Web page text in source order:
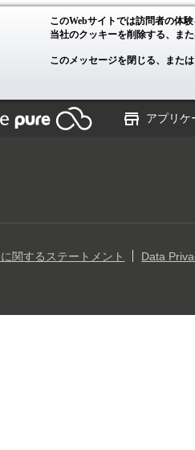
このWebサイトでは訪問者の体
当社のクッキーを削除する、ま
このメッセージを閉じる、また
アプリケ
関するステートメント Data